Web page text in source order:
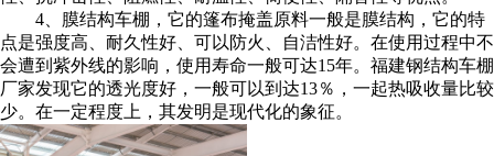
4、膜结构车棚，它的篷布掩盖原料一般是膜结构，它的特
点是强度高、耐久性好、可以防火、自洁性好。在使用过程中不
会遭到紫外线的影响，使用寿命一般可达15年。福建钢结构车棚
厂家发现它的透光度好，一般可以到达13％，一起热吸收量比较
少。在一定程度上，其发明是现代化的象征。